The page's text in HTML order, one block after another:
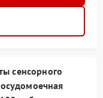
сенсорного